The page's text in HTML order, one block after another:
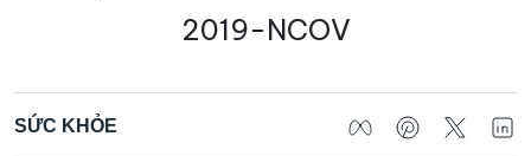
2019-NCOV
SỨC KHỎE